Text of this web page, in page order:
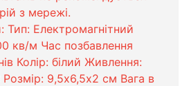
з мережі.
Тип: Електромагнітний
кв/м Час позбавлення
Колір: білий Живлення:
9,5х6,5х2 см Вага в